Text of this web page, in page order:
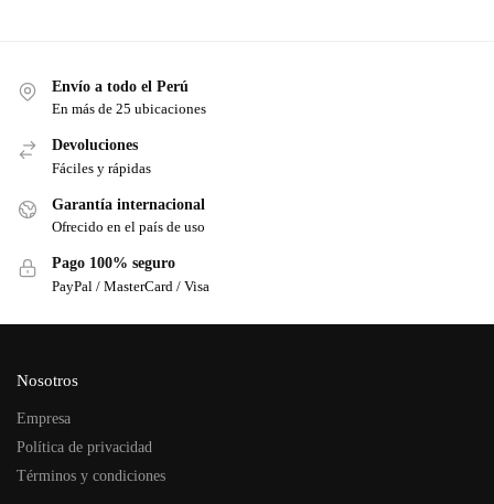
Envío a todo el Perú
En más de 25 ubicaciones
Devoluciones
Fáciles y rápidas
Garantía internacional
Ofrecido en el país de uso
Pago 100% seguro
PayPal / MasterCard / Visa
Nosotros
Empresa
Política de privacidad
Términos y condiciones